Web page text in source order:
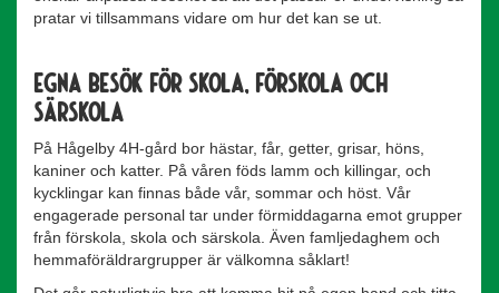
pratar vi tillsammans vidare om hur det kan se ut.
Egna besök för skola, förskola och
särskola
På Hågelby 4H-gård bor hästar, får, getter, grisar, höns,
kaniner och katter. På våren föds lamm och killingar, och
kycklingar kan finnas både vår, sommar och höst. Vår
engagerade personal tar under förmiddagarna emot grupper
från förskola, skola och särskola. Även famljedaghem och
hemmaföräldrargrupper är välkomna såklart!